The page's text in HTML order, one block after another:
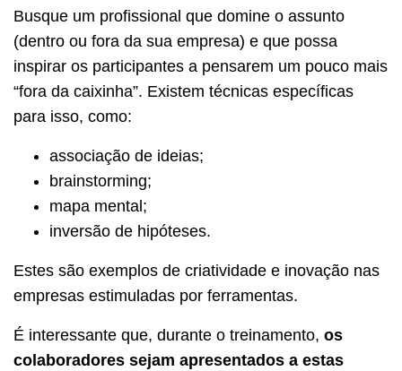
Busque um profissional que domine o assunto
(dentro ou fora da sua empresa) e que possa
inspirar os participantes a pensarem um pouco mais
“fora da caixinha”. Existem técnicas específicas
para isso, como:
associação de ideias;
brainstorming;
mapa mental;
inversão de hipóteses.
Estes são exemplos de criatividade e inovação nas
empresas estimuladas por ferramentas.
É interessante que, durante o treinamento, os
colaboradores sejam apresentados a estas